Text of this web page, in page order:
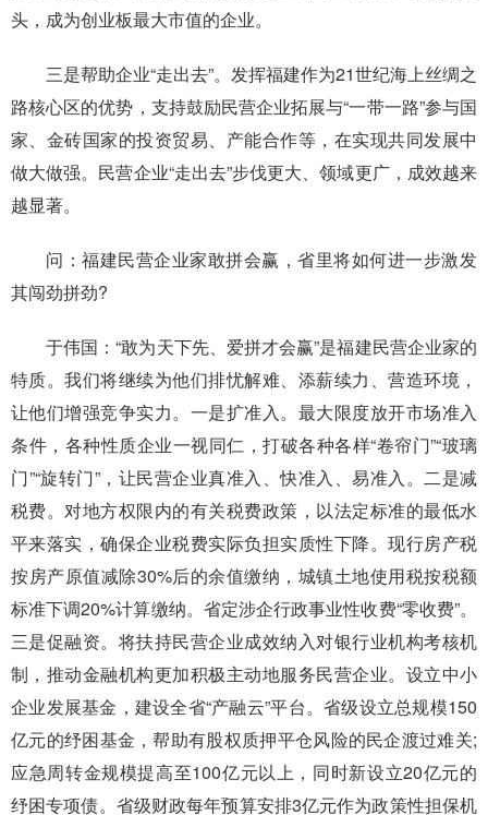
头，成为创业板最大市值的企业。
三是帮助企业“走出去”。发挥福建作为21世纪海上丝绸之
路核心区的优势，支持鼓励民营企业拓展与“一带一路”参与国
家、金砖国家的投资贸易、产能合作等，在实现共同发展中
做大做强。民营企业“走出去”步伐更大、领域更广，成效越来
越显著。
问：福建民营企业家敢拼会赢，省里将如何进一步激发
其闯劲拼劲?
于伟国：“敢为天下先、爱拼才会赢”是福建民营企业家的
特质。我们将继续为他们排忧解难、添薪续力、营造环境，
让他们增强竞争实力。一是扩准入。最大限度放开市场准入
条件，各种性质企业一视同仁，打破各种各样“卷帘门”“玻璃
门”“旋转门”，让民营企业真准入、快准入、易准入。二是减
税费。对地方权限内的有关税费政策，以法定标准的最低水
平来落实，确保企业税费实际负担实质性下降。现行房产税
按房产原值减除30%后的余值缴纳，城镇土地使用税按税额
标准下调20%计算缴纳。省定涉企行政事业性收费“零收费”。
三是促融资。将扶持民营企业成效纳入对银行业机构考核机
制，推动金融机构更加积极主动地服务民营企业。设立中小
企业发展基金，建设全省“产融云”平台。省级设立总规模150
亿元的纾困基金，帮助有股权质押平仓风险的民企渡过难关;
应急周转金规模提高至100亿元以上，同时新设立20亿元的
纾困专项债。省级财政每年预算安排3亿元作为政策性担保机